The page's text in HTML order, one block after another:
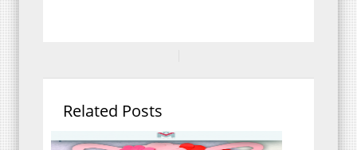
Related Posts